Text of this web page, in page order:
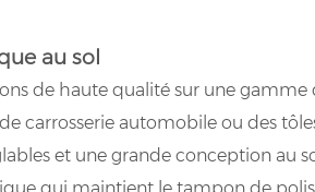
au sol
de haute qualité sur une
carrosserie automobile ou des
et une grande conception au